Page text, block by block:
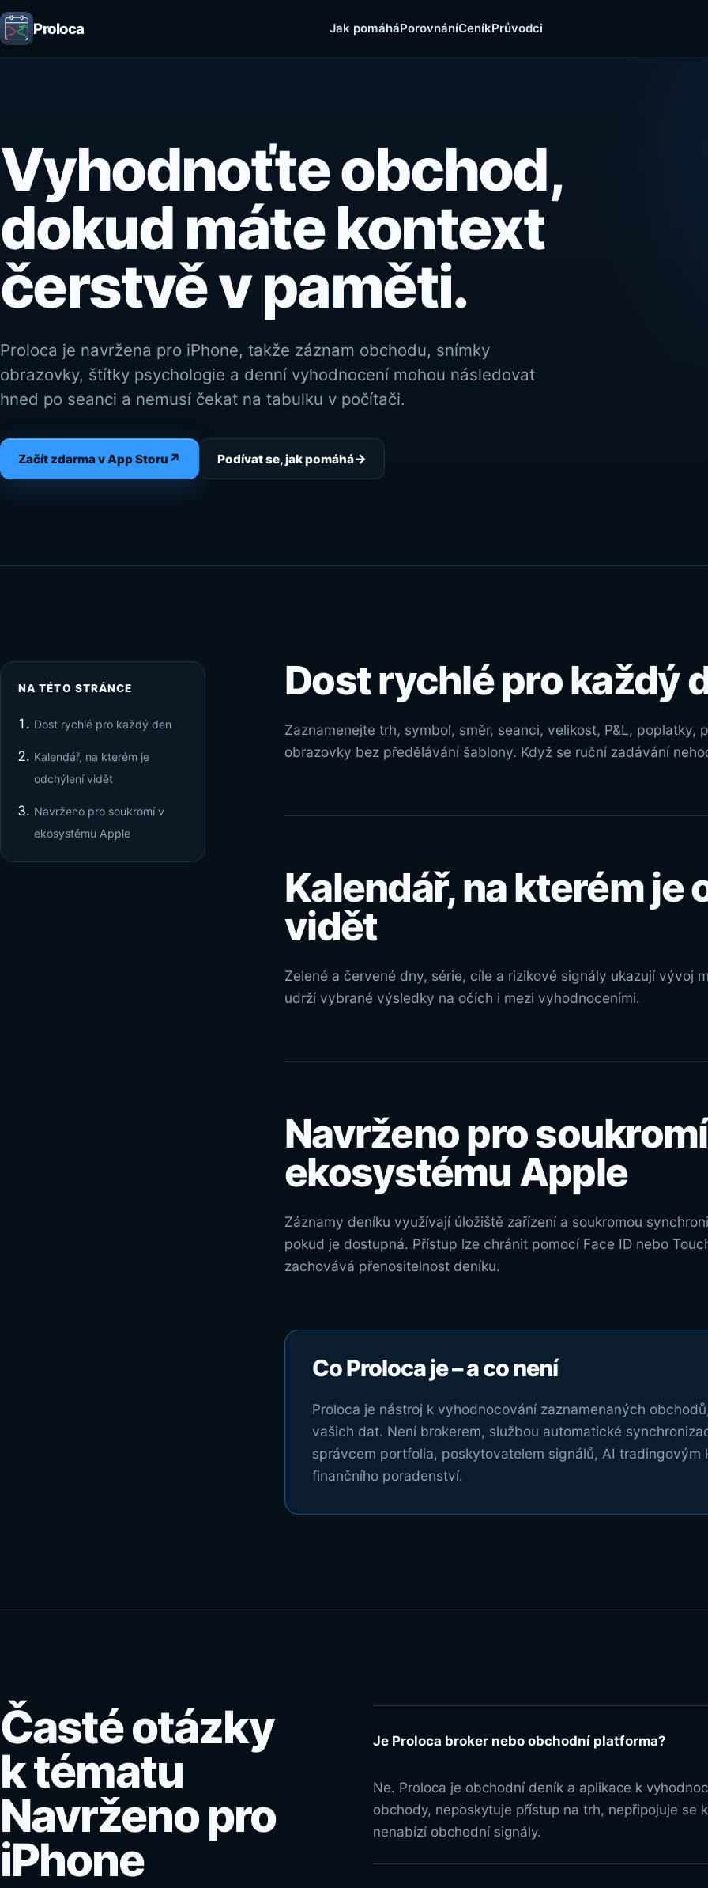
Proloca Jak pomáháPorovnáníCeníkPrůvodci
Vyhodnoťte obchod,
dokud máte kontext
čerstvě v paměti.
Proloca je navržena pro iPhone, takže záznam obchodu, snímky
obrazovky, štítky psychologie a denní vyhodnocení mohou následovat
hned po seanci a nemusí čekat na tabulku v počítači.
Začít zdarma v App Storu ↗ Podívat se, jak pomáhá→
NA TÉTO STRÁNCE
Dost rychlé pro každý den
Kalendář, na kterém je
odchýlení vidět
Navrženo pro soukromí v
ekosystému Apple
Dost rychlé pro každý
Zaznamenejte trh, symbol, směr, seanci, velikost, P&L, poplatky,
obrazovky bez předělávání šablony. Když se ruční zadávání
Kalendář, na kterém je
vidět
Zelené a červené dny, série, cíle a rizikové signály ukazují vývoj
udrží vybrané výsledky na očích i mezi vyhodnoceními.
Navrženo pro
ekosystému Apple
Záznamy deníku využívají úložiště zařízení a soukromou
pokud je dostupná. Přístup lze chránit pomocí Face ID nebo
zachovává přenositelnost deníku.
Co Proloca je – a co není
Proloca je nástroj k vyhodnocování zaznamenaných
vašich dat. Není brokerem, službou automatické
správcem portfolia, poskytovatelem signálů, AI tradingovým
finančního poradenství.
Časté otázky
k tématu
Navrženo pro
iPhone
Je Proloca broker nebo obchodní platforma?
Ne. Proloca je obchodní deník a aplikace k
obchody, neposkytuje přístup na trh, nepřipojuje se
nenabízí obchodní signály.